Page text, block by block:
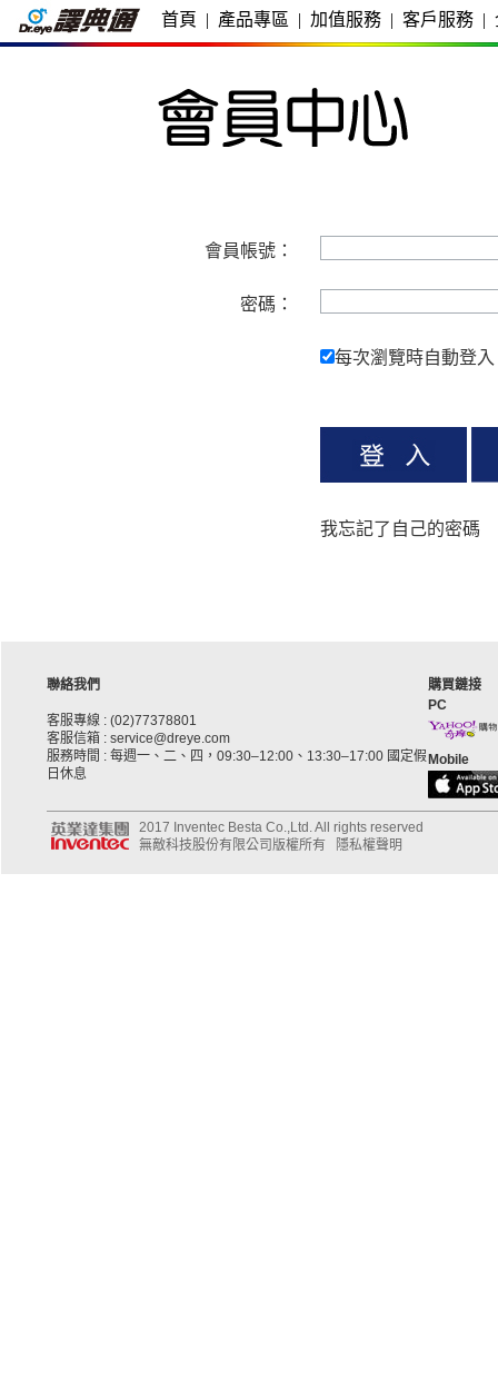
首頁 | 產品專區 | 加值服務 | 客戶服務 |
會員帳號：
密碼：
每次瀏覽時自動登入
我忘記了自己的密碼
聯絡我們
客服專線 : (02)77378801
客服信箱 : service@dreye.com
服務時間 : 每週一、二、四，09:30–12:00、13:30–17:00 國定假
日休息
購買鏈接
PC
Mobile
2017 Inventec Besta Co.,Ltd. All rights reserved
無敵科技股份有限公司版權所有
隱私權聲明